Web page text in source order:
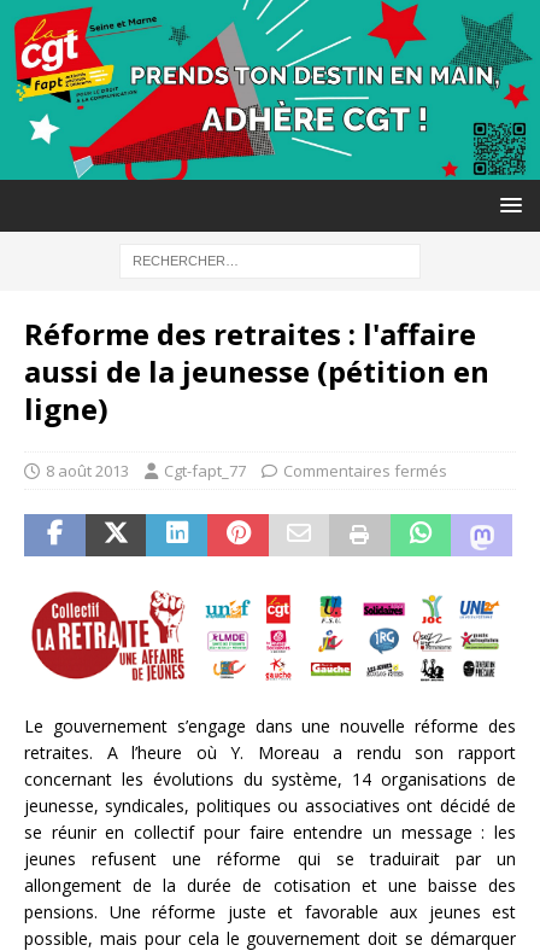
Réforme des retraites : l'affaire
aussi de la jeunesse (pétition en
ligne)
8 août 2013 Cgt-fapt_77 Commentaires fermés
Le gouvernement s’engage dans une nouvelle réforme des
retraites. A l’heure où Y. Moreau a rendu son rapport
concernant les évolutions du système, 14 organisations de
jeunesse, syndicales, politiques ou associatives ont décidé de
se réunir en collectif pour faire entendre un message : les
jeunes refusent une réforme qui se traduirait par un
allongement de la durée de cotisation et une baisse des
pensions. Une réforme juste et favorable aux jeunes est
possible, mais pour cela le gouvernement doit se démarquer